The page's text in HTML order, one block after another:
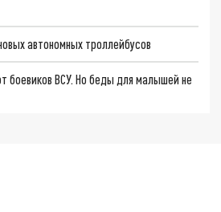
автономных троллейбусов
боевиков ВСУ. Но беды для малышей не